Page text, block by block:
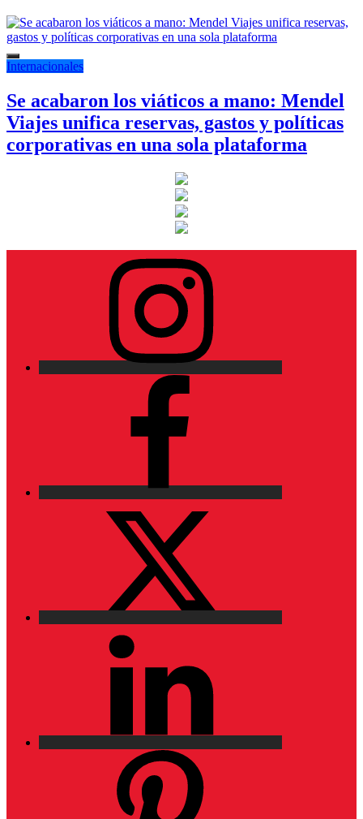
Internacionales
Se acabaron los viáticos a mano: Mendel
Viajes unifica reservas, gastos y políticas
corporativas en una sola plataforma